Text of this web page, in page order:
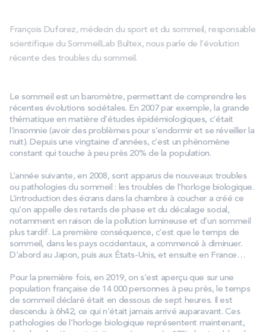
Technologie bultex
Storelocator
ContactMon compte
François Duforez, médecin du sport et du sommeil, responsable
scientifique du SommeilLab Bultex, nous parle de l’évolution
récente des troubles du sommeil.
Le sommeil est un baromètre, permettant de comprendre les
récentes évolutions sociétales. En 2007 par exemple, la grande
thématique en matière d’études épidémiologiques, c’était
l’insomnie (avoir des problèmes pour s’endormir et se réveiller la
nuit). Depuis une vingtaine d’années, c’est un phénomène
constant qui touche à peu près 20% de la population.
L’année suivante, en 2008, sont apparus de nouveaux troubles
ou pathologies du sommeil : les troubles de l’horloge biologique.
L’introduction des écrans dans la chambre à coucher a créé ce
qu’on appelle des retards de phase et du décalage social,
notamment en raison de la pollution lumineuse et d’un sommeil
plus tardif. La première conséquence, c’est que le temps de
sommeil, dans les pays occidentaux, a commencé à diminuer.
D’abord au Japon, puis aux États-Unis, et ensuite en France…
Pour la première fois, en 2019, on s’est aperçu que sur une
population française de 14 000 personnes à peu près, le temps
de sommeil déclaré était en dessous de sept heures. Il est
descendu à 6h42, ce qui n’était jamais arrivé auparavant. Ces
pathologies de l’horloge biologique représentent maintenant,